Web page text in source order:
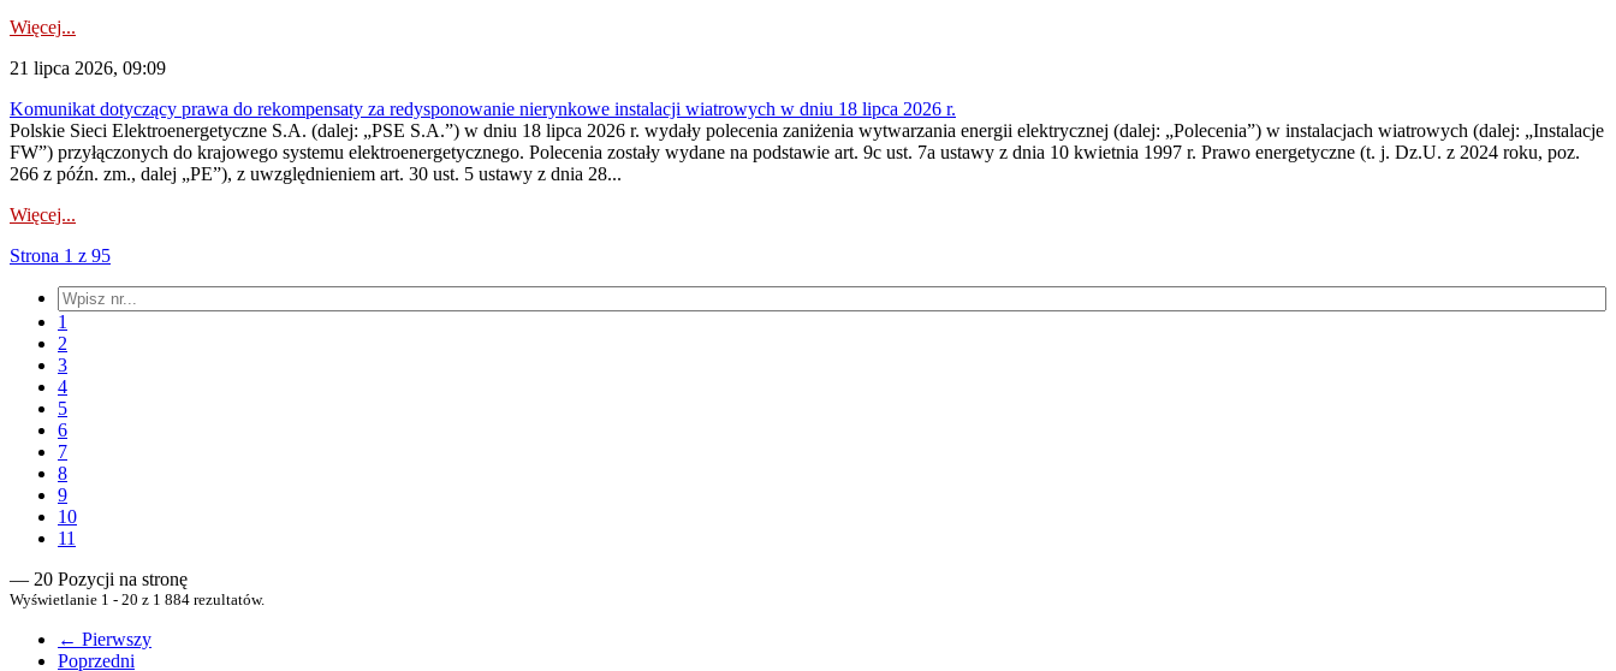
Więcej...
21 lipca 2026, 09:09
Komunikat dotyczący prawa do rekompensaty za redysponowanie nierynkowe instalacji wiatrowych w dniu 18 lipca 2026 r.
Polskie Sieci Elektroenergetyczne S.A. (dalej: „PSE S.A.”) w dniu 18 lipca 2026 r. wydały polecenia zaniżenia wytwarzania energii elektrycznej (dalej: „Polecenia”) w instalacjach wiatrowych (dalej: „Instalacje
FW”) przyłączonych do krajowego systemu elektroenergetycznego. Polecenia zostały wydane na podstawie art. 9c ust. 7a ustawy z dnia 10 kwietnia 1997 r. Prawo energetyczne (t. j. Dz.U. z 2024 roku, poz.
266 z późn. zm., dalej „PE”), z uwzględnieniem art. 30 ust. 5 ustawy z dnia 28...
Więcej...
Strona 1 z 95
1
2
3
4
5
6
7
8
9
10
11
— 20 Pozycji na stronę
Wyświetlanie 1 - 20 z 1 884 rezultatów.
← Pierwszy
Poprzedni